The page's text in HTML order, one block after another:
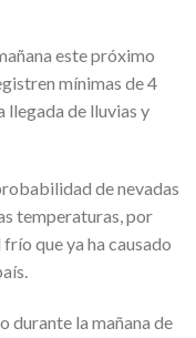
este próximo
mínimas de 4
llegada de lluvias y
de nevadas
temperaturas, por
que ya ha causado
durante la mañana de